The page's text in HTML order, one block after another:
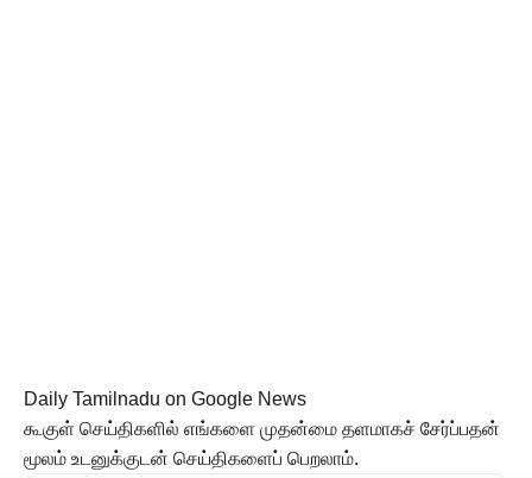
Daily Tamilnadu on Google News
கூகுள் செய்திகளில் எங்களை முதன்மை தளமாகச் சேர்ப்பதன்
மூலம் உடனுக்குடன் செய்திகளைப் பெறலாம்.